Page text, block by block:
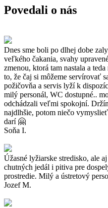
Povedali o nás
Dnes sme boli po dlhej dobe
veľkého čakania, svahy
zmenou, ktorá tam nastala a
to, že čaj si môžeme servírovať
požičovňa a servis lyží k
milý personál, WC dostupné..
odchádzali veľmi spokojní.
najdlhšie, potom niečo
darí 🤗
Soňa I.
Úžasné lyžiarske stredisko, ale
chutných jedál i pitiva pre
prostredie. Milý a ústretový
Jozef M.